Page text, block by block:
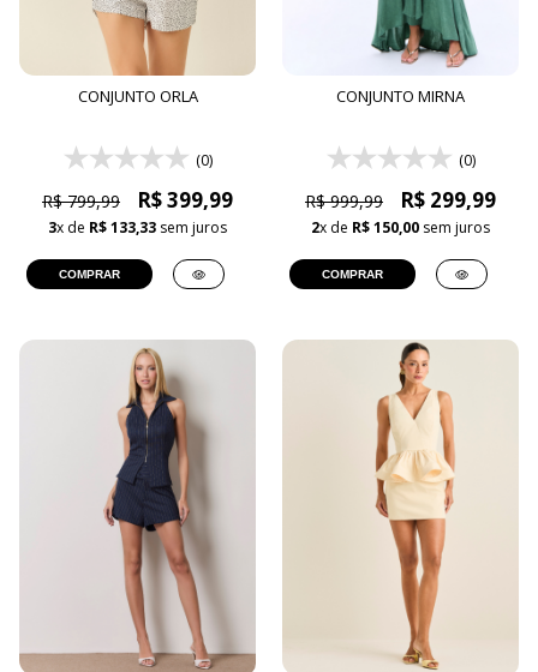
CONJUNTO ORLA
(0)
R$ 799,99 R$ 399,99
3x de R$ 133,33 sem juros
COMPRAR
CONJUNTO MIRNA
(0)
R$ 999,99 R$ 299,99
2x de R$ 150,00 sem juros
COMPRAR